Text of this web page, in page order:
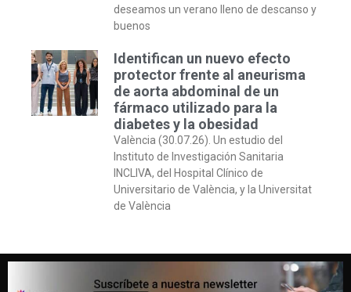
deseamos un verano lleno de descanso y
buenos
Identifican un nuevo efecto
protector frente al aneurisma
de aorta abdominal de un
fármaco utilizado para la
diabetes y la obesidad
València (30.07.26). Un estudio del
Instituto de Investigación Sanitaria
INCLIVA, del Hospital Clínico de
Universitario de València, y la Universitat
de València